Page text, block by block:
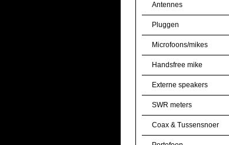
Antennes
Pluggen
Microfoons/mikes
Handsfree mike
Externe speakers
SWR meters
Coax & Tussensnoer